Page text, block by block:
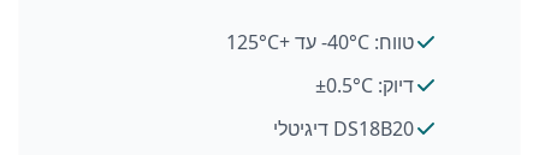
טווח: 40°C- עד +125°C
דיוק: ±0.5°C
DS18B20 דיגיטלי